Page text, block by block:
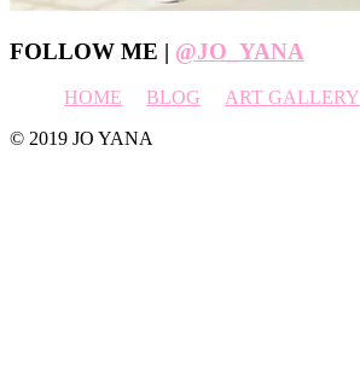
Footer
FOLLOW ME | @JO_YANA
HOME BLOG ART GALLERY
© 2019 JO YANA